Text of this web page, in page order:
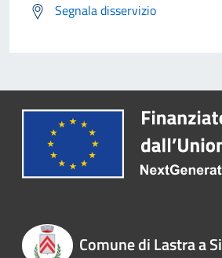
Segnala disservizio
Comune di Lastra a